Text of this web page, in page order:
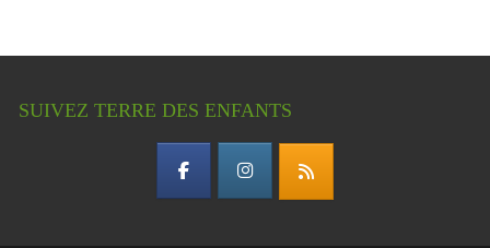
SUIVEZ TERRE DES ENFANTS